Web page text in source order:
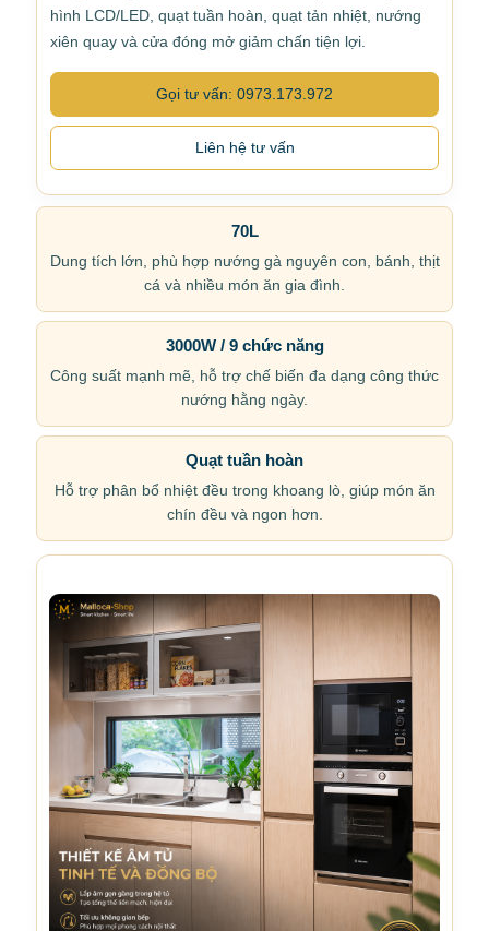
hình LCD/LED, quạt tuần hoàn, quạt tản nhiệt, nướng
xiên quay và cửa đóng mở giảm chấn tiện lợi.
Gọi tư vấn: 0973.173.972
Liên hệ tư vấn
70L
Dung tích lớn, phù hợp nướng gà nguyên con, bánh, thịt
cá và nhiều món ăn gia đình.
3000W / 9 chức năng
Công suất mạnh mẽ, hỗ trợ chế biến đa dạng công thức
nướng hằng ngày.
Quạt tuần hoàn
Hỗ trợ phân bổ nhiệt đều trong khoang lò, giúp món ăn
chín đều và ngon hơn.